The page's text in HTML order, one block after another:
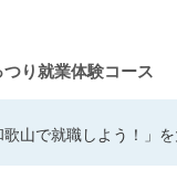
つり就業体験コース
山で就職しよう！」を